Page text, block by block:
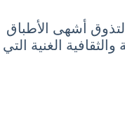
أشهى الأطباق
الغنية التي